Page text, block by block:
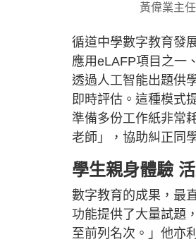
黃偉業主
循道中學數字教育發
應用eLAFP項目之一
透過人工智能出題供
即時評估。這種模式
準備多份工作紙非常
老師」，協助糾正同
學生親身體驗
數字教育的成果，最
功能提供了大量試題
至前列名次。」他亦